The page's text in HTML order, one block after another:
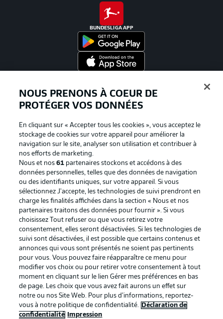
BUNDESLIGA APP
La publicité Conditions d’utilisation des
Mentions Légales Gérer mes préférences
Déclaration de
confidentialité
Diffuseurs
Travaux Contact
Impression Joueurs
NOUS PRENONS À COEUR DE
PROTÉGER VOS DONNÉES
En cliquant sur « Accepter tous les cookies », vous acceptez le
stockage de cookies sur votre appareil pour améliorer la
navigation sur le site, analyser son utilisation et contribuer à
nos efforts de marketing.
Nous et nos61 partenaires stockons et accédons à des
données personnelles, telles que des données de navigation
ou des identifiants uniques, sur votre appareil. Si vous
sélectionnez J'accepte, les technologies de suivi prendront en
charge les finalités affichées dans la section « Nous et nos
partenaires traitons des données pour fournir ». Si vous
choisissez Tout refuser ou que vous retirez votre
consentement, elles seront désactivées. Si les technologies de
suivi sont désactivées, il est possible que certains contenus et
annonces qui vous sont présentés ne soient pas pertinents
pour vous. Vous pouvez faire réapparaître ce menu pour
modifier vos choix ou pour retirer votre consentement à tout
moment en cliquant sur le lien Gérer mes préférences en bas
de page. Les choix que vous avez fait aurons un effet sur
notre ou nos Site Web. Pour plus d’informations, reportez-
vous à notre politique de confidentialité.
Déclaration de
confidentialité
Impression